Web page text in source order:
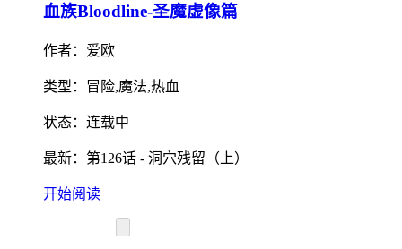
血族Bloodline-圣魔虚像篇
作者：爱欧
类型：冒险,魔法,热血
状态：连载中
最新：第126话 - 洞穴残留（上）
开始阅读